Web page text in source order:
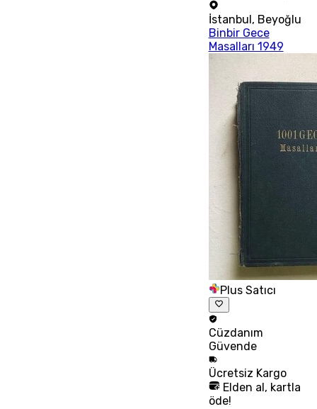
İstanbul, Beyoğlu
Binbir Gece
Masalları 1949
Plus Satıcı
Cüzdanım
Güvende
Ücretsiz Kargo
Elden al, kartla
öde!